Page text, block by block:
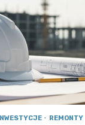
INWESTYCJE REMONTY